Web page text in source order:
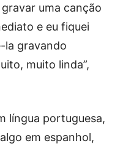
uma canção
e eu fiquei
la gravando
muito linda”,
língua portuguesa,
em espanhol,